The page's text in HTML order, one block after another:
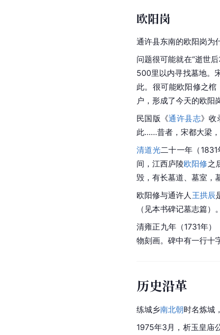
欧阳岗
通许县东南的欧阳岗为
问题很可能就在“逝世
500里以内寻找墓地。
此。很可能欧阳修之
户，形成了今天的欧阳
民国版《通许县志》收
此……昔者，宋都大梁
清道光二十一年（
间，江西庐陵欧阳修之
毁，有长墓道、墓室，
欧阳修与通许人 王拱辰
（见本书碑记墓志篇）
清雍正九年（1731年
物刻画。碑中有一行十
历史沿革
练城乡南北朝时名炼城
1975年3月，析玉皇庙